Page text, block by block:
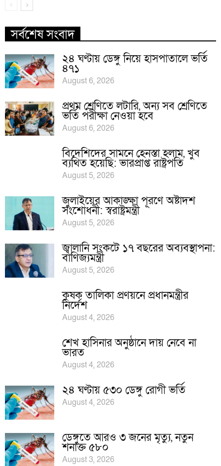
সর্বশেষ সংবাদ
২৪ ঘণ্টায় ডেঙ্গু নিয়ে হাসপাতালে ভর্তি
৪৭১
August 6, 2026
প্রথম শ্রেণিতে লটারি, অন্য সব শ্রেণিতে
ভর্তি পরীক্ষা নেওয়া হবে
August 6, 2026
বিদেশিদের সামনে হেনস্তা হলাম, খুব
ব্যথিত হয়েছি: ভারপ্রাপ্ত রাষ্ট্রপতি
August 5, 2026
জুলাইয়ের আকাঙ্ক্ষা পূরণে অষ্টাদশ
সংশোধনী: স্বরাষ্ট্রমন্ত্রী
August 5, 2026
জ্বালানি সংকটে ১৭ বছরের অব্যবস্থাপনা:
বাণিজ্যমন্ত্রী
August 5, 2026
কৃষক তালিকা প্রণয়নে প্রধানমন্ত্রীর
নির্দেশ
August 4, 2026
শেখ হাসিনার অনুষ্ঠানে দায় নেবে না
ভারত
August 4, 2026
২৪ ঘণ্টায় ৫৩০ ডেঙ্গু রোগী ভর্তি
August 4, 2026
ডেঙ্গুতে আরও ৩ জনের মৃত্যু, নতুন
শনাক্ত ৫৮০
August 3, 2026